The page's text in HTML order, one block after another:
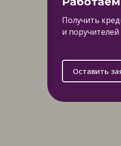
Получить
и поручителей
Оставить